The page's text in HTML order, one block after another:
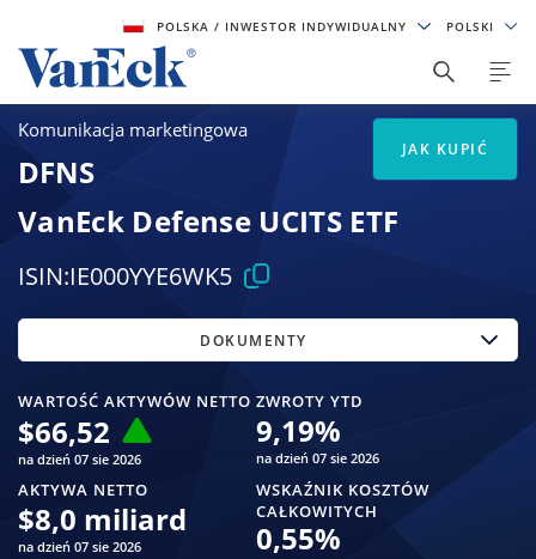
POLSKA/ INWESTOR INDYWIDUALNY POLSKI
Komunikacja marketingowa
DFNS
VanEck Defense UCITS ETF
ISIN:IE000YYE6WK5
WARTOŚĆ AKTYWÓW NETTO
$66,52
na dzień 07 sie 2026
ZWROTY YTD
9,19%
na dzień 07 sie 2026
AKTYWA NETTO
$8,0 miliard
na dzień 07 sie 2026
WSKAŹNIK KOSZTÓW
CAŁKOWITYCH
0,55%
DOKUMENTY
JAK KUPIĆ